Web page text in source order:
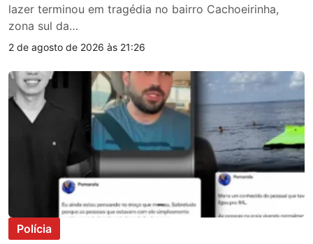
lazer terminou em tragédia no bairro Cachoeirinha,
zona sul da…
2 de agosto de 2026 às 21:26
Polícia